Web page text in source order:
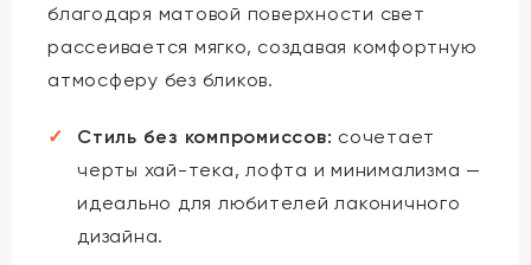
благодаря матовой поверхности свет
рассеивается мягко, создавая комфортную
атмосферу без бликов.
Стиль без компромиссов: сочетает
черты хай-тека, лофта и минимализма —
идеально для любителей лаконичного
дизайна.